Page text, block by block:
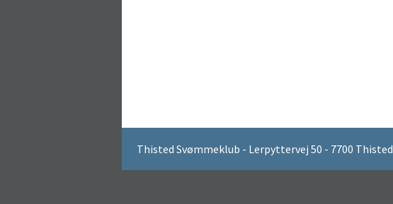
Thisted Svømmeklub - Lerpyttervej 50 - 7700 Thisted